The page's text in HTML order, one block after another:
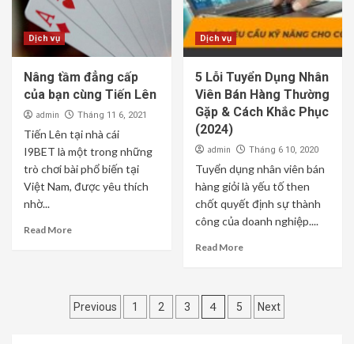
Dịch vụ
Nâng tầm đẳng cấp
của bạn cùng Tiến Lên
admin Tháng 11 6, 2021
Tiến Lên tại nhà cái
I9BET là một trong những
trò chơi bài phổ biến tại
Việt Nam, được yêu thích
nhờ...
Read More
Dịch vụ
5 Lỗi Tuyển Dụng Nhân
Viên Bán Hàng Thường
Gặp & Cách Khắc Phục
(2024)
admin Tháng 6 10, 2020
Tuyển dụng nhân viên bán
hàng giỏi là yếu tố then
chốt quyết định sự thành
công của doanh nghiệp....
Read More
Phân
Previous 1 2 3 4 5 Next